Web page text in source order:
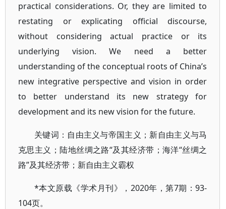
practical considerations. Or, they are limited to
restating or explicating official discourse,
without considering actual practice or its
underlying vision. We need a better
understanding of the conceptual roots of China’s
new integrative perspective and vision in order
to better understand its new strategy for
development and its new vision for the future.
关键词：自由主义与帝国主义；新自由主义与马
克思主义；陆地丝绸之路“及其经济带；海洋“丝绸之
路”及其经济带；新自由主义霸权
*本文原载《学术月刊》，2020年，第7期：93-
104页。